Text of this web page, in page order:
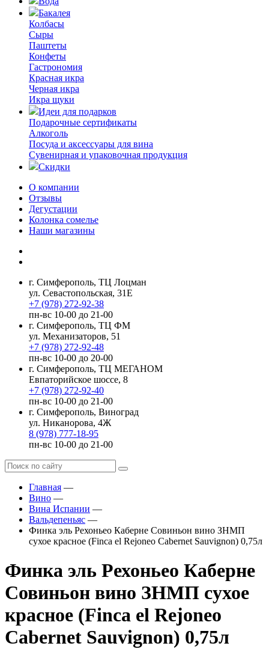
Бакалея
Колбасы
Сыры
Паштеты
Конфеты
Гастрономия
Красная икра
Черная икра
Икра щуки
Идеи для подарков
Подарочные сертификаты
Алкоголь
Посуда и аксессуары для вина
Сувенирная и упаковочная продукция
Скидки
О компании
Отзывы
Дегустации
Колонка сомелье
Наши магазины
г. Симферополь, ТЦ Лоцман
ул. Севастопольская, 31Е
+7 (978) 272-92-38
пн-вс 10-00 до 21-00
г. Симферополь, ТЦ ФМ
ул. Механизаторов, 51
+7 (978) 272-92-48
пн-вс 10-00 до 20-00
г. Симферополь, ТЦ МЕГАНОМ
Евпаторийское шоссе, 8
+7 (978) 272-92-40
пн-вс 10-00 до 21-00
г. Симферополь, Виноград
ул. Никанорова, 4Ж
8 (978) 777-18-95
пн-вс 10-00 до 21-00
Главная —
Вино —
Вина Испании —
Вальдепеньяс —
Финка эль Рехоньео Каберне Совиньон вино ЗНМП
сухое красное (Finca el Rejoneo Cabernet Sauvignon) 0,75л
Финка эль Рехоньео Каберне
Совиньон вино ЗНМП сухое
красное (Finca el Rejoneo
Cabernet Sauvignon) 0,75л